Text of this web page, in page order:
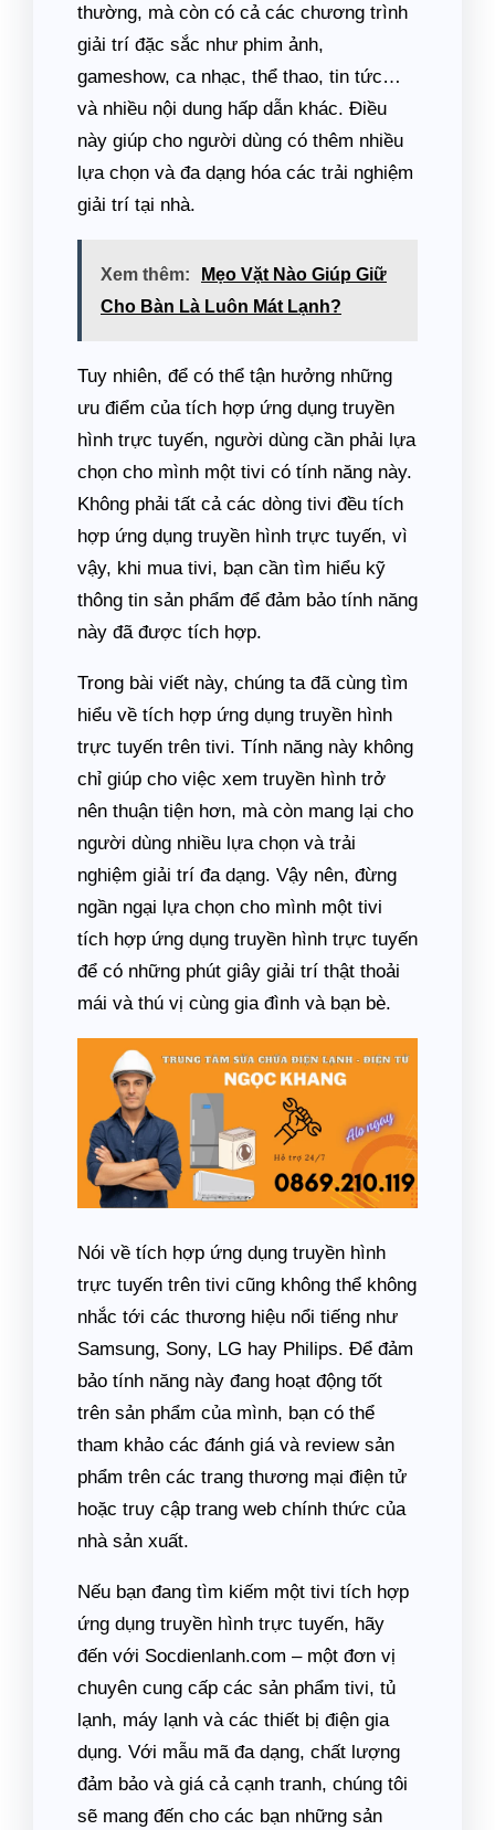
thường, mà còn có cả các chương trình
giải trí đặc sắc như phim ảnh,
gameshow, ca nhạc, thể thao, tin tức…
và nhiều nội dung hấp dẫn khác. Điều
này giúp cho người dùng có thêm nhiều
lựa chọn và đa dạng hóa các trải nghiệm
giải trí tại nhà.
Xem thêm:
Mẹo Vặt Nào Giúp Giữ
Cho Bàn Là Luôn Mát Lạnh?
Tuy nhiên, để có thể tận hưởng những
ưu điểm của tích hợp ứng dụng truyền
hình trực tuyến, người dùng cần phải lựa
chọn cho mình một tivi có tính năng này.
Không phải tất cả các dòng tivi đều tích
hợp ứng dụng truyền hình trực tuyến, vì
vậy, khi mua tivi, bạn cần tìm hiểu kỹ
thông tin sản phẩm để đảm bảo tính năng
này đã được tích hợp.
Trong bài viết này, chúng ta đã cùng tìm
hiểu về tích hợp ứng dụng truyền hình
trực tuyến trên tivi. Tính năng này không
chỉ giúp cho việc xem truyền hình trở
nên thuận tiện hơn, mà còn mang lại cho
người dùng nhiều lựa chọn và trải
nghiệm giải trí đa dạng. Vậy nên, đừng
ngần ngại lựa chọn cho mình một tivi
tích hợp ứng dụng truyền hình trực tuyến
để có những phút giây giải trí thật thoải
mái và thú vị cùng gia đình và bạn bè.
Nói về tích hợp ứng dụng truyền hình
trực tuyến trên tivi cũng không thể không
nhắc tới các thương hiệu nổi tiếng như
Samsung, Sony, LG hay Philips. Để đảm
bảo tính năng này đang hoạt động tốt
trên sản phẩm của mình, bạn có thể
tham khảo các đánh giá và review sản
phẩm trên các trang thương mại điện tử
hoặc truy cập trang web chính thức của
nhà sản xuất.
Nếu bạn đang tìm kiếm một tivi tích hợp
ứng dụng truyền hình trực tuyến, hãy
đến với Socdienlanh.com – một đơn vị
chuyên cung cấp các sản phẩm tivi, tủ
lạnh, máy lạnh và các thiết bị điện gia
dụng. Với mẫu mã đa dạng, chất lượng
đảm bảo và giá cả cạnh tranh, chúng tôi
sẽ mang đến cho các bạn những sản